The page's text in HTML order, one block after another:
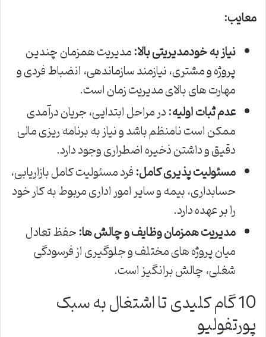
معایب:
نیاز به خودمدیریتی بالا:مدیریت همزمان چندین
پروژه و مشتری، نیازمند سازماندهی، انضباط فردی و
مهارت های بالای مدیریت زمان است.
عدم ثبات اولیه:در مراحل ابتدایی، جریان درآمدی
ممکن است نامنظم باشد و نیاز به برنامه ریزی مالی
دقیق و داشتن ذخیره اضطراری وجود دارد.
مسئولیت پذیری کامل:فرد مسئولیت کامل بازاریابی،
حسابداری، بیمه و سایر امور اداری مربوط به کار خود
را بر عهده دارد.
مدیریت همزمان وظایف و چالش ها:حفظ تعادل
میان پروژه های مختلف و جلوگیری از فرسودگی
شغلی، چالش برانگیز است.
10 گام کلیدی تا اشتغال به سبک
پورتفولیو